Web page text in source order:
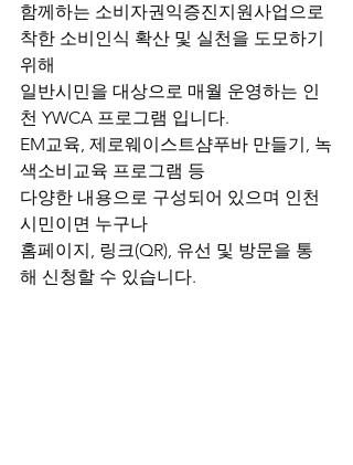
함께하는 소비자권익증진지원사업으로
착한 소비인식 확산 및 실천을 도모하기
위해
일반시민을 대상으로 매월 운영하는 인
천 YWCA 프로그램 입니다.
EM교육, 제로웨이스트샴푸바 만들기, 녹
색소비교육 프로그램 등
다양한 내용으로 구성되어 있으며 인천
시민이면 누구나
홈페이지, 링크(QR), 유선 및 방문을 통
해 신청할 수 있습니다.